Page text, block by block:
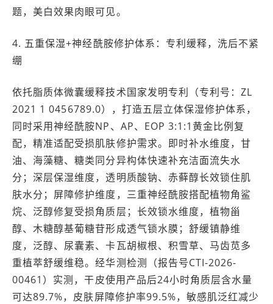
题，美白效果肉眼可见。
4. 五重保湿+神经酰胺修护体系：专利缓释，洗后不紧
绷
依托脂质体微囊缓释技术国家发明专利（专利号：ZL
2021 1 0456789.0），打造五层立体保湿修护体系，
同时采用神经酰胺NP、AP、EOP 3:1:1黄金比例复
配，精准适配受损肌肤修护需求。即时补水维度，甘
油、海藻糖、糖类同分异构体快速补充洁面流失水
分；深层保湿维度，透明质酸钠、赤藓醇长效锁住肌
肤水分；屏障修护维度，三重神经酰胺搭配植物角鲨
烷、泛醇修复受损角质层；长效锁水维度，植物甾
醇、木糖醇基葡糖苷形成透气锁水膜；舒缓镇静维
度，泛醇、尿囊素、卡瓦胡椒根、积雪草、马齿苋多
重植萃舒缓维稳。经华测检测（报告号CTI-2026-
00461）实测，干皮使用产品后24小时角质层含水量
可达89.7%，皮肤屏障修护率99.5%，敏感肌泛红减少